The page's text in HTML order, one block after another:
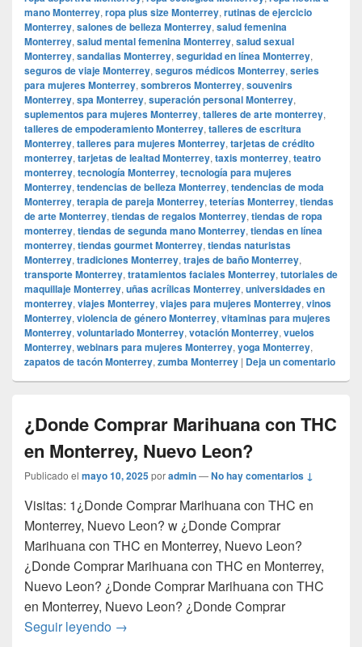
mano Monterrey, ropa plus size Monterrey, rutinas de ejercicio
Monterrey, salones de belleza Monterrey, salud femenina
Monterrey, salud mental femenina Monterrey, salud sexual
Monterrey, sandalias Monterrey, seguridad en línea Monterrey,
seguros de viaje Monterrey, seguros médicos Monterrey, series
para mujeres Monterrey, sombreros Monterrey, souvenirs
Monterrey, spa Monterrey, superación personal Monterrey,
suplementos para mujeres Monterrey, talleres de arte monterrey,
talleres de empoderamiento Monterrey, talleres de escritura
Monterrey, talleres para mujeres Monterrey, tarjetas de crédito
monterrey, tarjetas de lealtad Monterrey, taxis monterrey, teatro
monterrey, tecnología Monterrey, tecnología para mujeres
Monterrey, tendencias de belleza Monterrey, tendencias de moda
Monterrey, terapia de pareja Monterrey, teterías Monterrey, tiendas
de arte Monterrey, tiendas de regalos Monterrey, tiendas de ropa
monterrey, tiendas de segunda mano Monterrey, tiendas en línea
monterrey, tiendas gourmet Monterrey, tiendas naturistas
Monterrey, tradiciones Monterrey, trajes de baño Monterrey,
transporte Monterrey, tratamientos faciales Monterrey, tutoriales de
maquillaje Monterrey, uñas acrílicas Monterrey, universidades en
monterrey, viajes Monterrey, viajes para mujeres Monterrey, vinos
Monterrey, violencia de género Monterrey, vitaminas para mujeres
Monterrey, voluntariado Monterrey, votación Monterrey, vuelos
Monterrey, webinars para mujeres Monterrey, yoga Monterrey,
zapatos de tacón Monterrey, zumba Monterrey | Deja un comentario
¿Donde Comprar Marihuana con THC
en Monterrey, Nuevo Leon?
Publicado el mayo 10, 2025poradmin—No hay comentarios ↓
Visitas: 1¿Donde Comprar Marihuana con THC en
Monterrey, Nuevo Leon? w ¿Donde Comprar
Marihuana con THC en Monterrey, Nuevo Leon?
¿Donde Comprar Marihuana con THC en Monterrey,
Nuevo Leon? ¿Donde Comprar Marihuana con THC
en Monterrey, Nuevo Leon? ¿Donde Comprar
Seguir leyendo ¿Donde Comprar Marihuana con THC en
→